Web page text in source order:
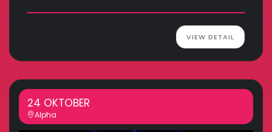
VIEW DETAIL
24 OKTOBER
Alpha